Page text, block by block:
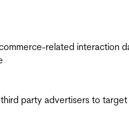
related interaction
party advertisers to